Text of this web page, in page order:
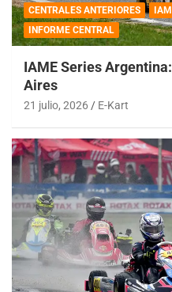
CENTRALES ANTERIORES
INFORME CENTRAL
IAME Series
Aires
21 julio, 2026 E-Kart